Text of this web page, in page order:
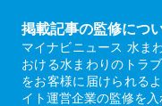
掲載記事の監修につ
マイナビニュース 水ま
おける水まわりのトラ
をお客様に届けられる
イト運営企業の監修を入